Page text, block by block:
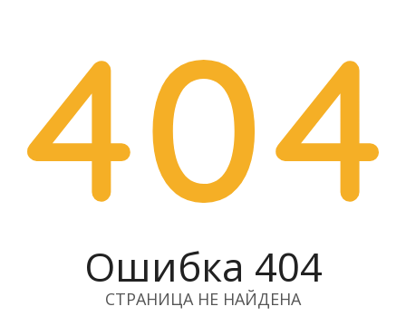
Ошибка 404
СТРАНИЦА НЕ НАЙДЕНА